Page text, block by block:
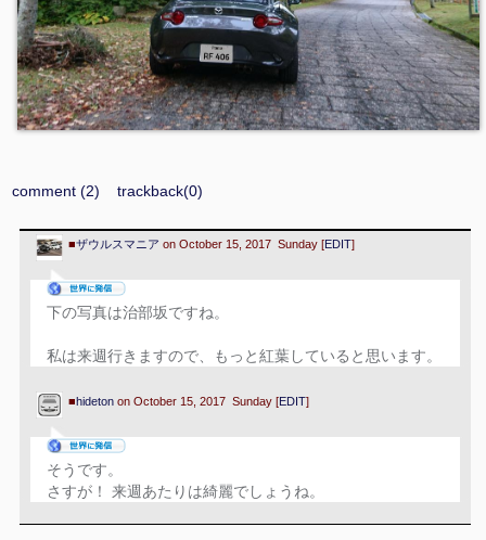
comment (2) trackback(0)
■ザウルスマニア on October 15, 2017 Sunday [EDIT]
下の写真は治部坂ですね。
私は来週行きますので、もっと紅葉していると思います。
■hidetonon October 15, 2017 Sunday [EDIT]
そうです。
さすが！ 来週あたりは綺麗でしょうね。